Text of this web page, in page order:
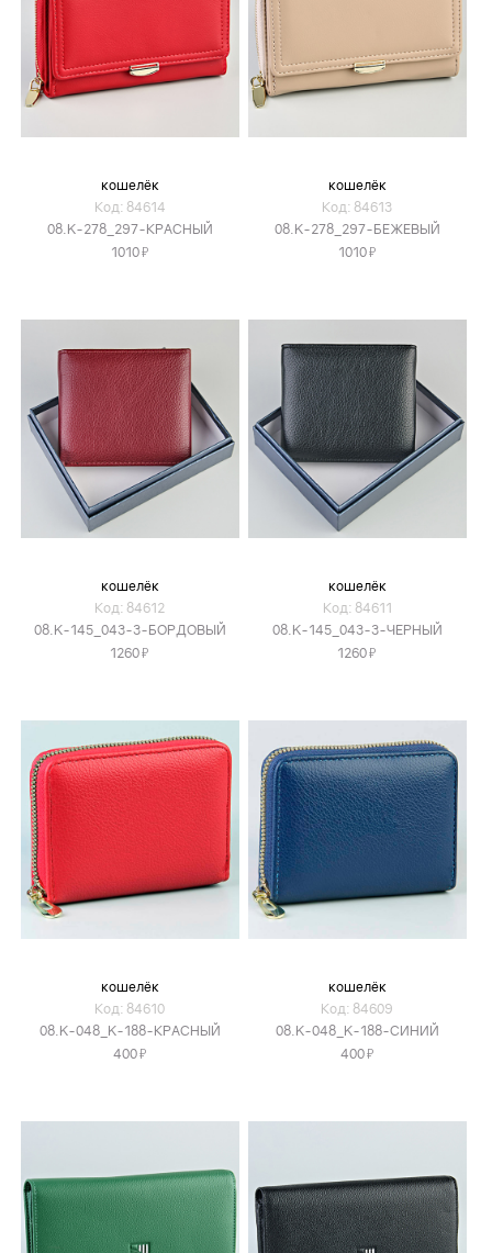
кошелёк
Код: 84614
08.K-278_297-КРАСНЫЙ
1010Я
кошелёк
Код: 84613
08.K-278_297-БЕЖЕВЫЙ
1010Я
кошелёк
Код: 84612
08.K-145_043-3-БОРДОВЫЙ
1260Я
кошелёк
Код: 84611
08.K-145_043-3-ЧЕРНЫЙ
1260Я
кошелёк
Код: 84610
08.K-048_K-188-КРАСНЫЙ
400Я
кошелёк
Код: 84609
08.K-048_K-188-СИНИЙ
400Я